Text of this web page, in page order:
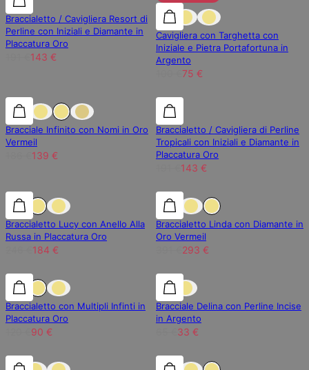
Braccialetto / Cavigliera Resort di
Perline con Iniziali e Diamante in
Placcatura Oro
143 €
Cavigliera con Targhetta con
Iniziale e Pietra Portafortuna in
Argento
75 €
25% di sconto 25% di sconto
Bracciale Infinito con Nomi in Oro
Vermeil
139 €
25% di sconto
Braccialetto / Cavigliera di Perline
Tropicali con Iniziali e Diamante in
Placcatura Oro
143 €
25% di sconto 25% di sconto
Braccialetto Lucy con Anello Alla
Russa in Placcatura Oro
184 €
25% di sconto
Braccialetto Linda con Diamante in
Oro Vermeil
293 €
25% di sconto 25% di sconto
Braccialetto con Multipli Infinti in
Placcatura Oro
90 €
50% di sconto
Bracciale Delina con Perline Incise
in Argento
33 €
25% di sconto